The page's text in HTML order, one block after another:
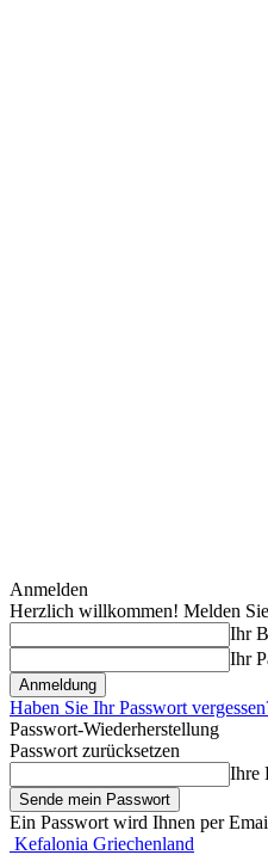
Anmelden
Herzlich willkommen! Melden
Ihr
Ihr
Haben Sie Ihr Passwort
Passwort-Wiederherstellung
Passwort zurücksetzen
Ihre
Ein Passwort wird Ihnen per
Kefalonia Griechenland